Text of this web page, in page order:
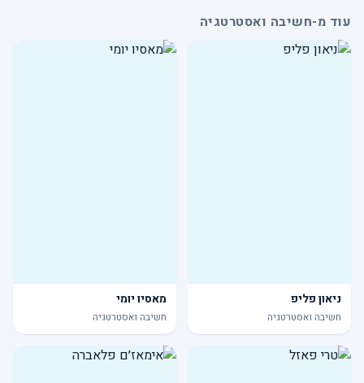
עוד מ-חשיבה ואסטרטגיה
ניאון פליפ
חשיבה ואסטרטגיה
מאסיו יומי
חשיבה ואסטרטגיה